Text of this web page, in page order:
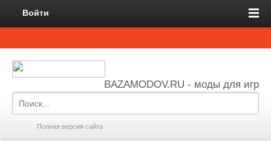
Войти
BAZAMODOV.RU - моды для игр
Полная версия сайта